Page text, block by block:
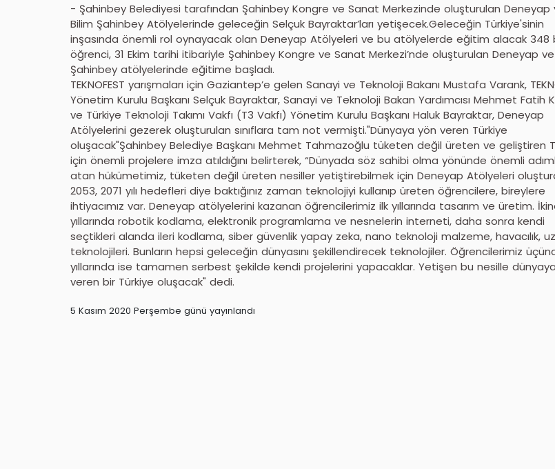
- Şahinbey Belediyesi tarafından Şahinbey Kongre ve Sanat Merkezinde oluşturulan Deneyap
Bilim Şahinbey Atölyelerinde geleceğin Selçuk Bayraktar’ları yetişecek.Geleceğin Türkiye'sinin
inşasında önemli rol oynayacak olan Deneyap Atölyeleri ve bu atölyelerde eğitim alacak 348
öğrenci, 31 Ekim tarihi itibariyle Şahinbey Kongre ve Sanat Merkezi’nde oluşturulan Deneyap
Şahinbey atölyelerinde eğitime başladı.
TEKNOFEST yarışmaları için Gaziantep’e gelen Sanayi ve Teknoloji Bakanı Mustafa Varank,
Yönetim Kurulu Başkanı Selçuk Bayraktar, Sanayi ve Teknoloji Bakan Yardımcısı Mehmet Fatih
ve Türkiye Teknoloji Takımı Vakfı (T3 Vakfı) Yönetim Kurulu Başkanı Haluk Bayraktar, Deneyap
Atölyelerini gezerek oluşturulan sınıflara tam not vermişti."Dünyaya yön veren Türkiye
oluşacak"Şahinbey Belediye Başkanı Mehmet Tahmazoğlu tüketen değil üreten ve geliştiren
için önemli projelere imza atıldığını belirterek, “Dünyada söz sahibi olma yönünde önemli
atan hükümetimiz, tüketen değil üreten nesiller yetiştirebilmek için Deneyap Atölyeleri
2053, 2071 yılı hedefleri diye baktığınız zaman teknolojiyi kullanıp üreten öğrencilere, bireylere
ihtiyacımız var. Deneyap atölyelerini kazanan öğrencilerimiz ilk yıllarında tasarım ve üretim.
yıllarında robotik kodlama, elektronik programlama ve nesnelerin interneti, daha sonra kendi
seçtikleri alanda ileri kodlama, siber güvenlik yapay zeka, nano teknoloji malzeme, havacılık,
teknolojileri. Bunların hepsi geleceğin dünyasını şekillendirecek teknolojiler. Öğrencilerimiz
yıllarında ise tamamen serbest şekilde kendi projelerini yapacaklar. Yetişen bu nesille
veren bir Türkiye oluşacak" dedi.
5 Kasım 2020 Perşembe günü yayınlandı